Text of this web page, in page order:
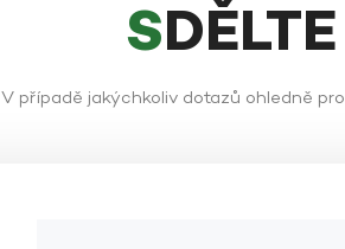
V případě jakýchkoliv dotazů ohledně